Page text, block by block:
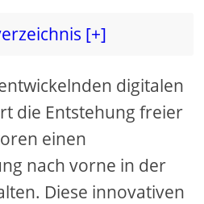
[+]
digitalen
die Entstehung freier
einen
nach vorne in der
Diese innovativen